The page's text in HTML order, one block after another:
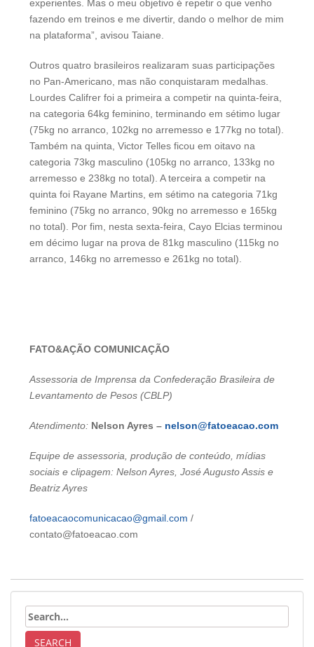
experientes. Mas o meu objetivo é repetir o que venho
fazendo em treinos e me divertir, dando o melhor de mim
na plataforma”, avisou Taiane.
Outros quatro brasileiros realizaram suas participações
no Pan-Americano, mas não conquistaram medalhas.
Lourdes Califrer foi a primeira a competir na quinta-feira,
na categoria 64kg feminino, terminando em sétimo lugar
(75kg no arranco, 102kg no arremesso e 177kg no total).
Também na quinta, Victor Telles ficou em oitavo na
categoria 73kg masculino (105kg no arranco, 133kg no
arremesso e 238kg no total). A terceira a competir na
quinta foi Rayane Martins, em sétimo na categoria 71kg
feminino (75kg no arranco, 90kg no arremesso e 165kg
no total). Por fim, nesta sexta-feira, Cayo Elcias terminou
em décimo lugar na prova de 81kg masculino (115kg no
arranco, 146kg no arremesso e 261kg no total).
FATO&AÇÃO COMUNICAÇÃO
Assessoria de Imprensa da Confederação Brasileira de
Levantamento de Pesos (CBLP)
Atendimento: Nelson Ayres – nelson@fatoeacao.com
Equipe de assessoria, produção de conteúdo, mídias
sociais e clipagem: Nelson Ayres, José Augusto Assis e
Beatriz Ayres
fatoeacaocomunicacao@gmail.com /
contato@fatoeacao.com